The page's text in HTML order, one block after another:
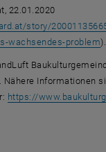
22.01.2020
story/
wachsendes-problem,).
Nähere Informationen
https://